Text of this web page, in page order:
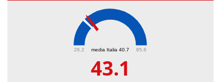
media Italia 40.7
26.2 85.6
43.1